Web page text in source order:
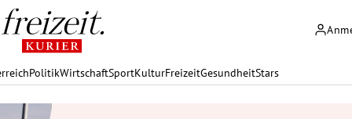
PolitikWirtschaftSportKulturFreizeitGesundheitStars